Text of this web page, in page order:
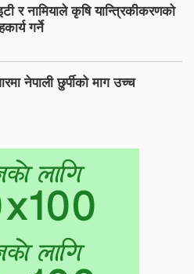
र नामियाले कृषि यान्त्रिकीकरणको
गर्ने
नेपाली छुर्पीको माग उच्च